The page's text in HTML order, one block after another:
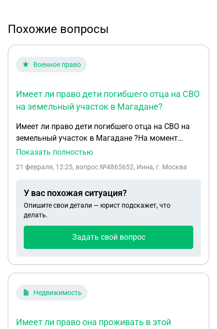
Похожие вопросы
Военное право
Имеет ли право дети погибшего отца на СВО
на земельный участок в Магадане?
Имеет ли право дети погибшего отца на СВО на
земельный участок в Магадане ?На момент
гибеги отца ,дети имели прописку в Магаданской
земле был отказ ,ссвюылаясь на региональное
края сделана после гибели отца.А отец имел
прописку в Ротсове
Показать полностью
21 февраля, 12:25, вопрос №4865652, Инна, г. Москва
У вас похожая ситуация?
Опишите свои детали — юрист подскажет, что
делать.
Задать свой вопрос
Недвижимость
Имеет ли право она проживать в этой